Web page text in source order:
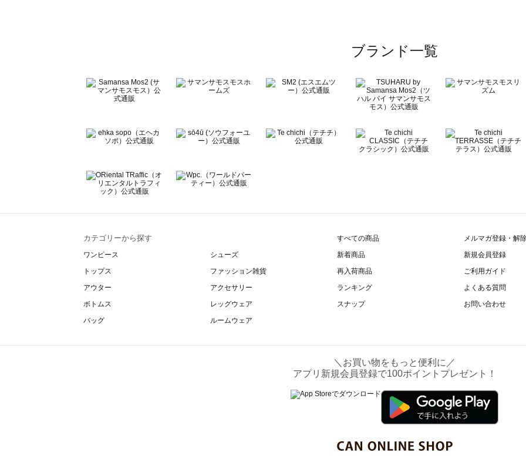
BETTY'S BLUE（べティーズブルー）のワンピース一覧
Wpc.（ワールドパーティー）のワンピース一覧
ブランド一覧
カテゴリーから探す
ワンピース
トップス
アウター
ボトムス
バッグ
シューズ
ファッション雑貨
アクセサリー
レッグウェア
ルームウェア
すべての商品
新着商品
再入荷商品
ランキング
スナップ
メルマガ登録・解
新規会員登録
ご利用ガイド
よくある質問
お問い合わせ
＼お買い物をもっと便利に／
アプリ新規会員登録で100ポイントプレゼント！